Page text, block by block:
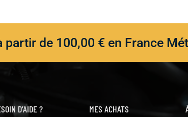
de 100,00 € en France
D’AIDE ? MES ACHATS